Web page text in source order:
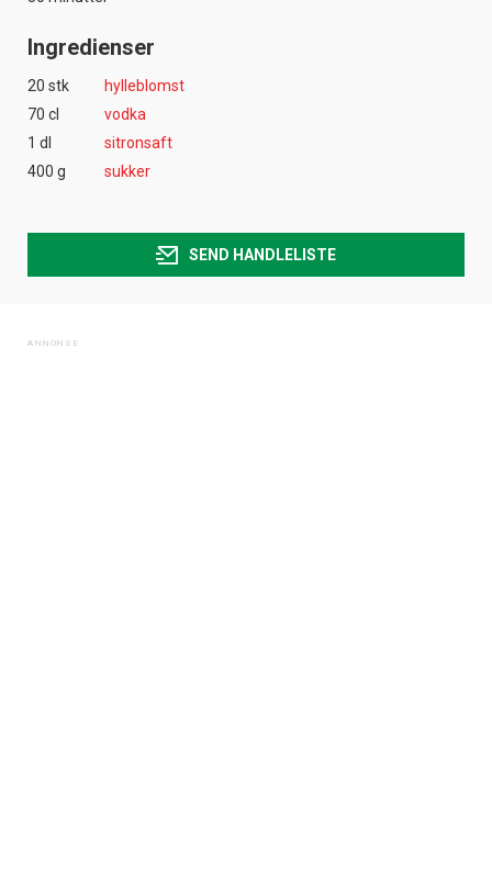
Ingredienser
20 stk
hylleblomst
70 cl
vodka
1 dl
sitronsaft
400 g
sukker
SEND HANDLELISTE